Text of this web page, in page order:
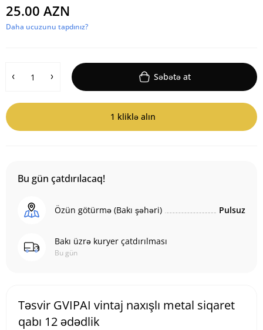
25.00 AZN
Daha ucuzunu tapdınız?
Səbətə at
1 kliklə alın
Bu gün çatdırılacaq!
Özün götürmə (Bakı şəhəri) Pulsuz
Bakı üzrə kuryer çatdırılması
Bu gün
Təsvir GVIPAI vintaj naxışlı metal siqaret
qabı 12 ədədlik